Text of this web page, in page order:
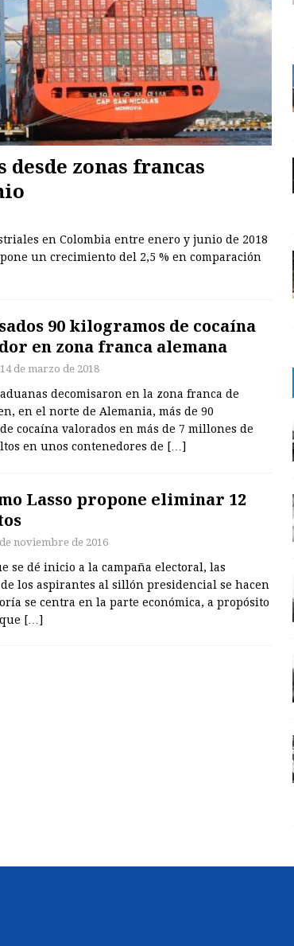
zonas francas
en Colombia entre enero y junio de 2018
un crecimiento del 2,5 % en comparación
90 kilogramos de cocaína
en zona franca alemana
de marzo de 2018
decomisaron en la zona franca de
en el norte de Alemania, más de 90
cocaína valorados en más de 7 millones de
en unos contenedores de […]
Lasso propone eliminar 12
noviembre de 2016
se dé inicio a la campaña electoral, las
los aspirantes al sillón presidencial se hacen
se centra en la parte económica, a propósito
[…]